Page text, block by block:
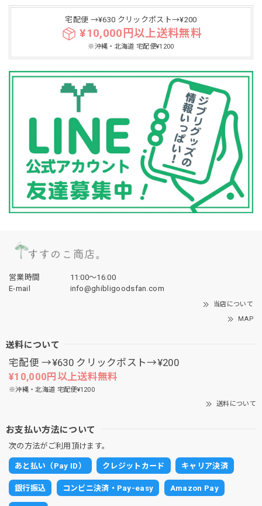
宅配便 →¥630 クリックポスト→¥200
¥10,000円以上送料無料
※沖縄・北海道 宅配便¥1200
営業時間
11:00〜16:00
E-mail
info@ghibligoodsfan.com
当店について
MAP
送料について
宅配便 →¥630 クリックポスト→¥200
¥10,000円以上送料無料
※沖縄・北海道 宅配便¥1200
送料について
お支払い方法について
次の方法がご利用頂けます。
あと払い（Pay ID） クレジットカード キャリア決済
銀行振込 コンビニ決済・Pay-easy Amazon Pay